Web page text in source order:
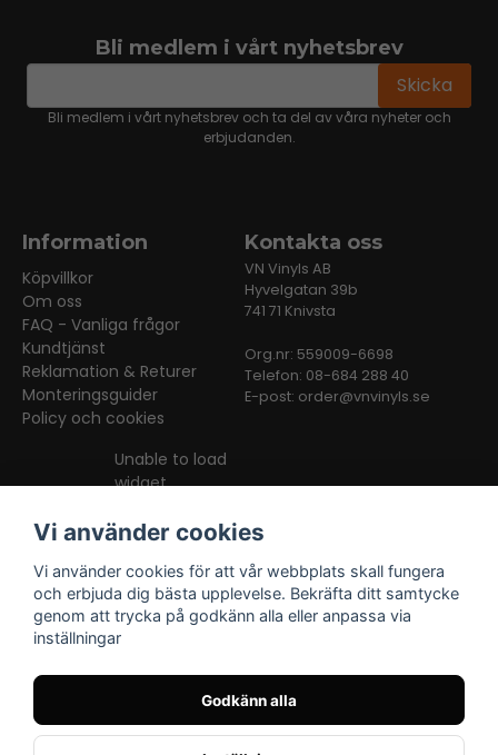
Bli medlem i vårt nyhetsbrev
email Skicka
Bli medlem i vårt nyhetsbrev och ta del av våra nyheter och
erbjudanden.
Information
Köpvillkor
Om oss
FAQ - Vanliga frågor
Kundtjänst
Reklamation & Returer
Monteringsguider
Policy och cookies
Kontakta oss
VN Vinyls AB
Hyvelgatan 39b
741 71 Knivsta
Org.nr: 559009-6698
Telefon: 08-684 288 40
E-post: order@vnvinyls.se
Unable to load
widget
Vi använder cookies
Vi använder cookies för att vår webbplats skall fungera
och erbjuda dig bästa upplevelse. Bekräfta ditt samtycke
genom att trycka på godkänn alla eller anpassa via
inställningar
Godkänn alla